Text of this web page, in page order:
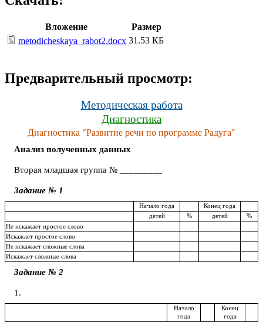
Вложение
Размер
metodicheskaya_rabot2.docx 31.53 КБ
Предварительный просмотр:
Методическая работа
Диагностика
Диагностика "Развитие речи по программе Радуга"
Анализ полученных данных
Вторая младшая группа № _________
Задание № 1
Начало года
Конец года
детей
% детей
%
Не искажает простое слово
Искажает простое слово
Не искажает сложные слова
Искажает сложные слова
Задание № 2
1.
Начало
года
Конец
года